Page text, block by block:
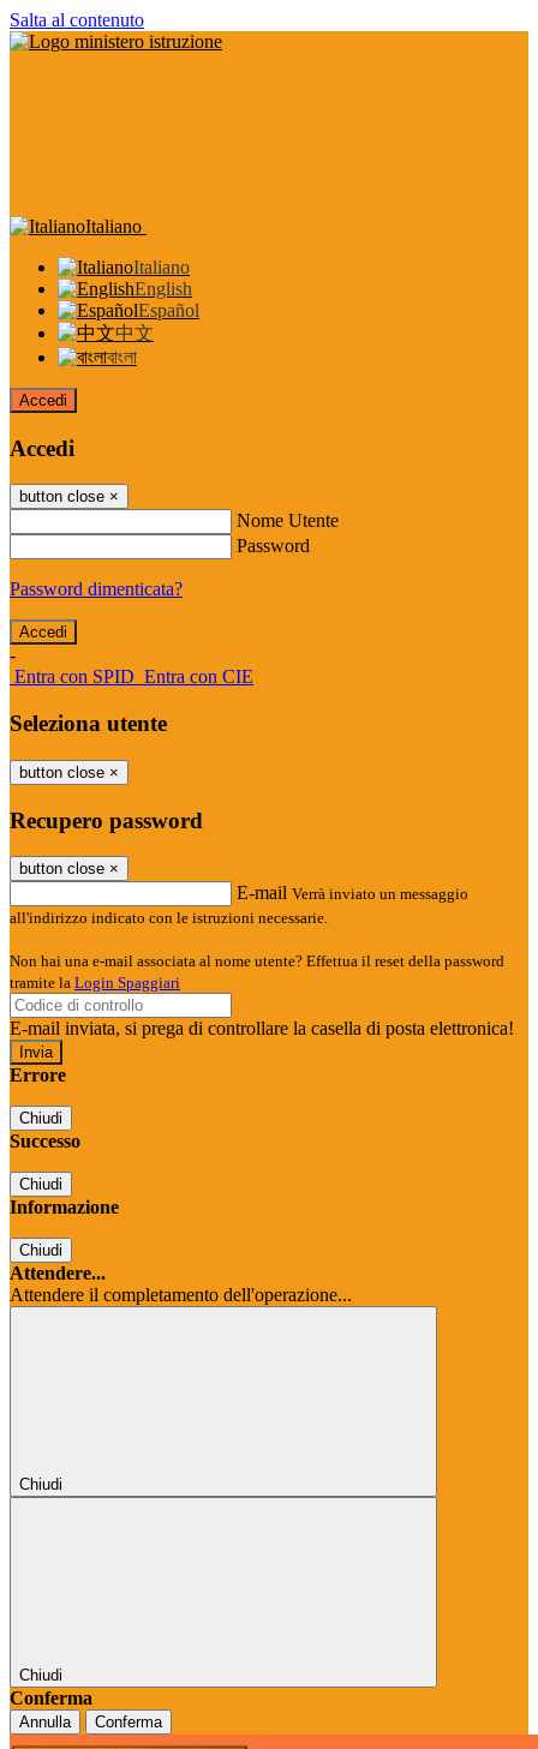
Salta al contenuto
Italiano
Italiano
English
Español
中文
বাংলা
Accedi
Accedi
button close ×
Nome Utente
Password
Password dimenticata?
-
Entra con SPID Entra con CIE
Seleziona utente
button close ×
Recupero password
button close ×
E-mail Verrà inviato un messaggio
all'indirizzo indicato con le istruzioni necessarie.
Non hai una e-mail associata al nome utente? Effettua il reset della password
tramite la Login Spaggiari
E-mail inviata, si prega di controllare la casella di posta elettronica!
Errore
Chiudi
Successo
Chiudi
Informazione
Chiudi
Attendere...
Attendere il completamento dell'operazione...
Chiudi
Chiudi
Conferma
Annulla Conferma